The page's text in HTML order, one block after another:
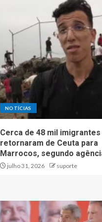
NOTÍCIAS
Cerca de 48 mil imigrantes
retornaram de Ceuta para
Marrocos, segundo
julho 31, 2026 suporte